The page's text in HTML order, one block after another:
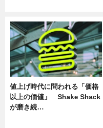
値上げ時代に問われる「価格
以上の価値」 Shake Shack
が磨き続…